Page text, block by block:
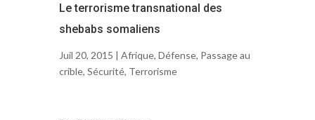
Le terrorisme transnational des
shebabs somaliens
Juil 20, 2015 | Afrique, Défense, Passage au
crible, Sécurité, Terrorisme